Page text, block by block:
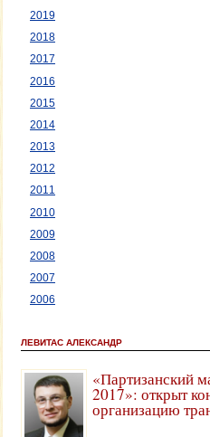
2019
2018
2017
2016
2015
2014
2013
2012
2011
2010
2009
2008
2007
2006
ЛЕВИТАС АЛЕКСАНДР
«Партизанский
2017»: открыт
организацию